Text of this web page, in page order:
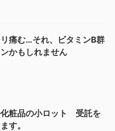
痛む…それ、ビタミンB群
かもしれません
粧品の小ロット 受託を
す。